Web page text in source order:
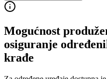
Mogućnost
osiguranje
krađe